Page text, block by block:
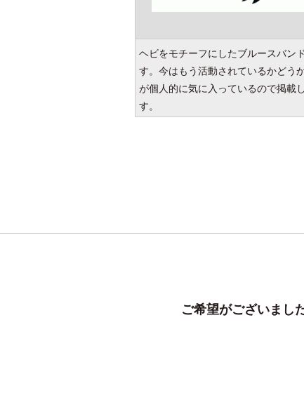
ヘビをモチーフにしたブルースバン
す。今はもう活動されているかどう
が個人的に気に入っているので掲載
す。
ご希望がございまし